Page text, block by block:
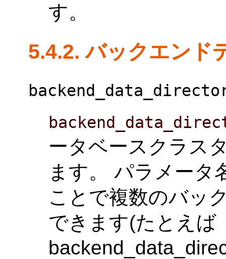
す。
5.4.2. バックエンド
ータベースクラス
ます。 パラメータ
ことで複数のバッ
できます(たとえば